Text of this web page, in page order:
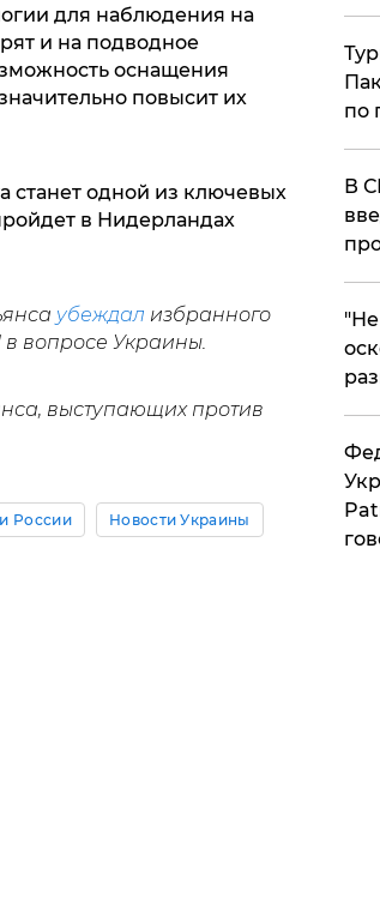
для наблюдения на
и на подводное
оснащения
повысит их
станет одной из ключевых
в Нидерландах
убеждал избранного
вопросе Украины.
выступающих против
России Новости Украины
по
В